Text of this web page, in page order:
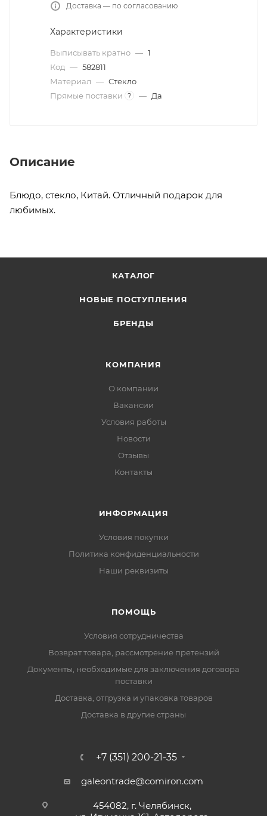
Доставка — по согласованию
Характеристики
Выписывать кратно — 1
Код — 582811
Материал — Стекло
Прямые поставки
? — Да
Описание
Блюдо, стекло, Китай. Отличный подарок для
любимых.
КАТАЛОГ
НОВЫЕ ПОСТУПЛЕНИЯ
БРЕНДЫ
КОМПАНИЯ
О компании
Вакансии
Условия работы
Новости
Отзывы
Контакты
ИНФОРМАЦИЯ
Условия покупки
Политика конфиденциальности
Наши реквизиты
ПОМОЩЬ
Условия сотрудничества
Возврат товара, рассмотрение претензий
Документы, необходимые для заключения договора
поставки
Доставка, отгрузка и упаковка товаров
Доставка в другие страны
+7 (351) 200-21-35
galeontrade@comiron.com
454082, г. Челябинск,